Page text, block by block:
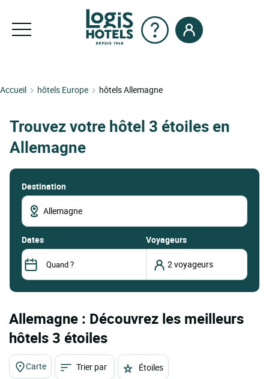
Accueil hôtels Europe hôtels Allemagne
Trouvez votre hôtel 3 étoiles en
Allemagne
Destination
dates Voyageurs
Allemagne : Découvrez les meilleurs
hôtels 3 étoiles
Carte Trier par Étoiles